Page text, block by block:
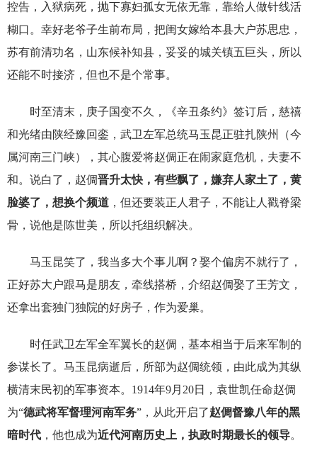
控告，入狱病死，抛下寡妇孤女无依无靠，靠给人做针线活
糊口。幸好老爷子生前布局，把闺女嫁给本县大户苏思忠，
苏有前清功名，山东候补知县，妥妥的城关镇五巨头，所以
还能不时接济，但也不是个常事。
时至清末，庚子国变不久，《辛丑条约》签订后，慈禧
和光绪由陕经豫回銮，武卫左军总统马玉昆正驻扎陕州（今
属河南三门峡），其心腹爱将赵倜正在闹家庭危机，夫妻不
和。说白了，赵倜晋升太快，有些飘了，嫌弃人家土了，黄
脸婆了，想换个频道 ，但还要装正人君子，不能让人戳脊梁
骨，说他是陈世美，所以托组织解决。
马玉昆笑了，我当多大个事儿啊？娶个偏房不就行了，
正好苏大户跟马是朋友，牵线搭桥，介绍赵倜娶了王芳文，
还拿出套独门独院的好房子，作为爱巢。
时任武卫左军全军翼长的赵倜，基本相当于后来军制的
参谋长了。马玉昆病逝后，所部为赵倜统领，由此成为其纵
横清末民初的军事资本。1914年9月20日，袁世凯任命赵倜
为“德武将军督理河南军务”，从此开启了赵倜督豫八年的黑
暗时代 ，他也成为近代河南历史上，执政时期最长的领导。